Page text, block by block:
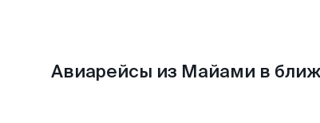
Авиарейсы из Майами в